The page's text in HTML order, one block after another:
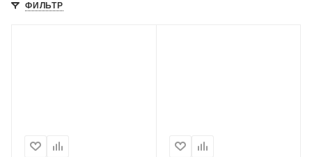
ФИЛЬТР